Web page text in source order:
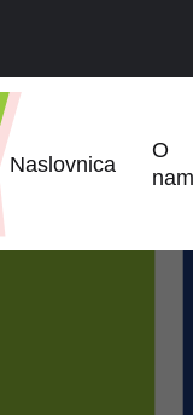
Naslovnica
O